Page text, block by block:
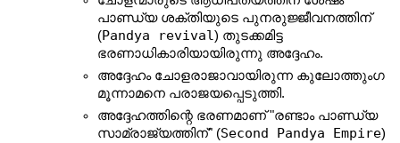
പാണ്ഡ്യ ശക്തിയുടെ പുനരുജ്ജീവനത്തിന്
(Pandya revival) തുടക്കമിട്ട
ഭരണാധികാരിയായിരുന്നു അദ്ദേഹം.
അദ്ദേഹം ചോളരാജാവായിരുന്ന കുലോത്തുംഗ
മൂന്നാമനെ പരാജയപ്പെടുത്തി.
അദ്ദേഹത്തിന്റെ ഭരണമാണ് "രണ്ടാം പാണ്ഡ്യ
സാമ്രാജ്യത്തിന്" (Second Pandya Empire)